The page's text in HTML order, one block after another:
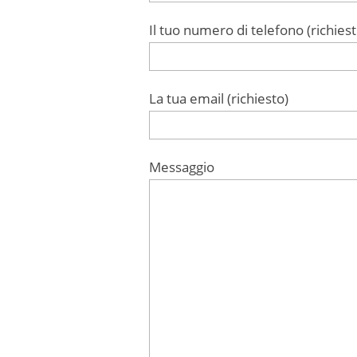
Il tuo numero di telefono
La tua email (richiesto)
Messaggio